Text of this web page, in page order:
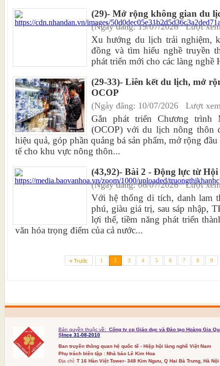
(29)- Mở rộng không gian du
(Ngày đăng: 19/07/2026 Lượt
Xu hướng du lịch trải nghiệm,
đồng và tìm hiểu nghề truyền
phát triển mới cho các làng nghề
(29-33)- Liên kết du lịch, mở
OCOP
(Ngày đăng: 10/07/2026 Lượt
Gắn phát triển Chương trình
(OCOP) với du lịch nông thôn
hiệu quả, góp phần quảng bá sản phẩm, mở rộng
tế cho khu vực nông thôn...
(43,92)- Bài 2 - Động lực từ
(Ngày đăng: 06/07/2026 Lượt
Với hệ thống di tích, danh lam
phú, giàu giá trị, sau sáp nhập,
lợi thế, tiềm năng phát triển
văn hóa trọng điểm của cả nước...
1 2 3 4 5 6 7 8 9
Bản quyền thuộc về:
Công ty cp Giáo dục và Đào tạo Hoàng Gia
SInce 31-08-2010
Ban truyền thông quan hệ quốc tế - Hiệp hội làng nghề Việt Nam
Phụ trách biên tập : Nhà báo Lê Kim Hoa
Địa chỉ: T 16 Hàn Việt Tower- 348 Kim Ngưu, Q Hai Bà Trưng, Hà Nội